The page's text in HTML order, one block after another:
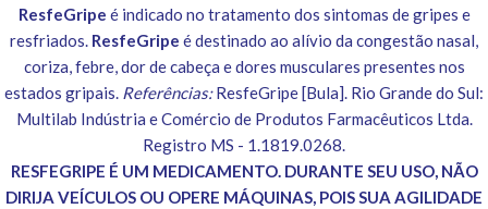
ResfeGripe é indicado no tratamento dos sintomas de gripes e
resfriados. ResfeGripe é destinado ao alívio da congestão nasal,
coriza, febre, dor de cabeça e dores musculares presentes nos
estados gripais. Referências:ResfeGripe [Bula]. Rio Grande do Sul:
Multilab Indústria e Comércio de Produtos Farmacêuticos Ltda.
Registro MS - 1.1819.0268.
RESFEGRIPE É UM MEDICAMENTO. DURANTE SEU USO, NÃO
DIRIJA VEÍCULOS OU OPERE MÁQUINAS, POIS SUA AGILIDADE